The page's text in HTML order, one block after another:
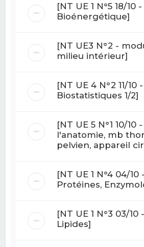
[NT UE 1 N°5 18/10 -
Bioénergétique]
[NT UE3 N°2 -
milieu intérieur]
[NT UE 4 N°2 11/10
Biostatistiques 1/2]
[NT UE 5 N°1 10/10
l'anatomie, mb
pelvien, appareil
[NT UE 1 N°4 04/10
Protéines,
[NT UE 1 N°3 03/
Lipides]